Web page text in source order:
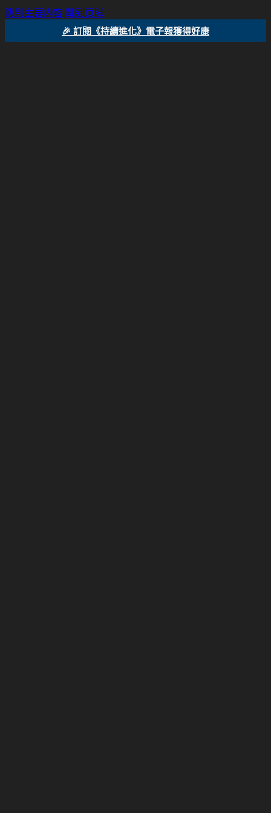
跳到主要内容 跳到页脚
🎉 訂閱《持續進化》電子報獲得好康